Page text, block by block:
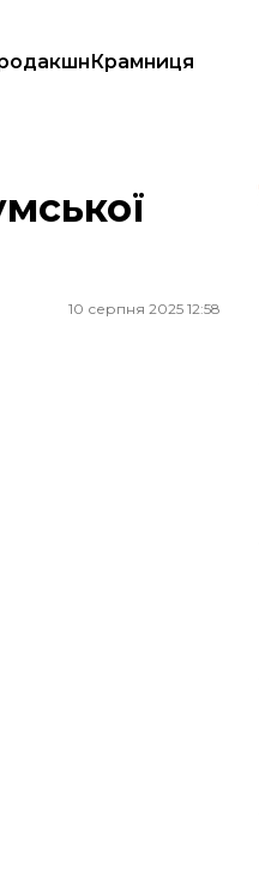
Крамниця
10 серпня 2025 12:58